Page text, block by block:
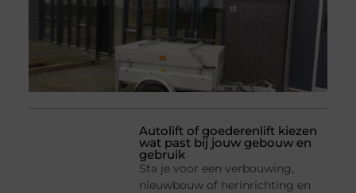
Autolift of goederenlift kiezen
wat past bij jouw gebouw en
gebruik
Sta je voor een verbouwing,
nieuwbouw of herinrichting en